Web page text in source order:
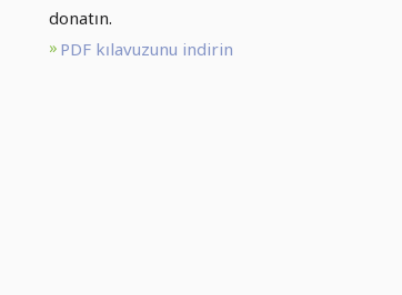
donatın.
PDF kılavuzunu indirin